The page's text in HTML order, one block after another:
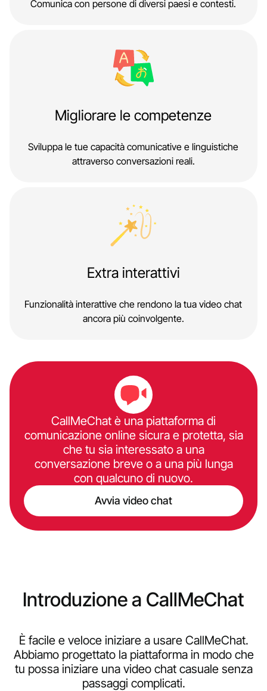
Comunica con persone di diversi paesi e contesti.
Migliorare le competenze
Sviluppa le tue capacità comunicative e linguistiche
attraverso conversazioni reali.
Extra interattivi
Funzionalità interattive che rendono la tua video chat
ancora più coinvolgente.
CallMeChat è una piattaforma di
comunicazione online sicura e protetta, sia
che tu sia interessato a una
conversazione breve o a una più lunga
con qualcuno di nuovo.
Avvia video chat
Introduzione a CallMeChat
È facile e veloce iniziare a usare CallMeChat.
Abbiamo progettato la piattaforma in modo che
tu possa iniziare una video chat casuale senza
passaggi complicati.